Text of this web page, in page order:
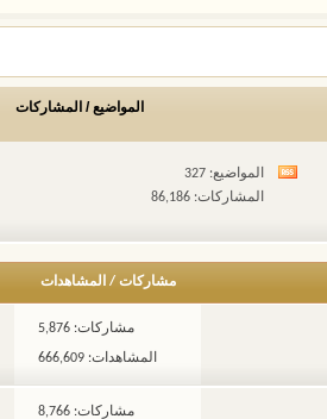
المواضيع / المشاركات
مشاهدة
هذا
المواضيع: 327
المشاركات: 86,186
مشاركات/ المشاهدات
مشاركات: 5,876
المشاهدات: 666,609
مشاركات: 8,766